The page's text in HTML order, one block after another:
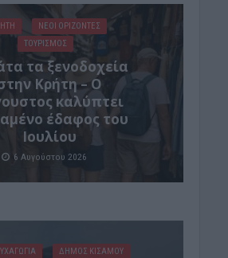
ΝΕΟΙ ΟΡΙΖΟΝΤΕΣ
ΤΟΥΡΙΣΜΟΣ
τα ξενοδοχεία
Κρήτη – Ο
καλύπτει
έδαφος του
Ιουλίου
6 Αυγούστου 2026
ΔΉΜΟΣ ΚΙΣΆΜΟΥ